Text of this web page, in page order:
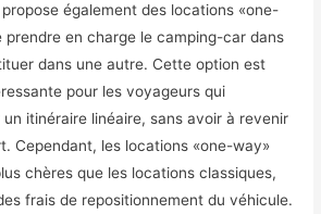
également des locations «one-
en charge le camping-car dans
dans une autre. Cette option est
pour les voyageurs qui
itinéraire linéaire, sans avoir à revenir
Cependant, les locations «one-way»
chères que les locations classiques,
frais de repositionnement du véhicule.